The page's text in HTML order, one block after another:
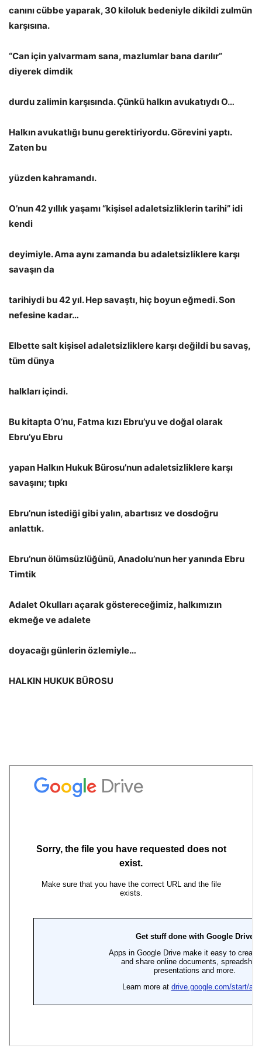
canını cübbe yaparak, 30 kiloluk bedeniyle dikildi zulmün
karşısına.
“Can için yalvarmam sana, mazlumlar bana darılır”
diyerek dimdik
durdu zalimin karşısında. Çünkü halkın avukatıydı O…
Halkın avukatlığı bunu gerektiriyordu. Görevini yaptı.
Zaten bu
yüzden kahramandı.
O’nun 42 yıllık yaşamı “kişisel adaletsizliklerin tarihi” idi
kendi
deyimiyle. Ama aynı zamanda bu adaletsizliklere karşı
savaşın da
tarihiydi bu 42 yıl. Hep savaştı, hiç boyun eğmedi. Son
nefesine kadar…
Elbette salt kişisel adaletsizliklere karşı değildi bu savaş,
tüm dünya
halkları içindi.
Bu kitapta O’nu, Fatma kızı Ebru’yu ve doğal olarak
Ebru’yu Ebru
yapan Halkın Hukuk Bürosu’nun adaletsizliklere karşı
savaşını; tıpkı
Ebru’nun istediği gibi yalın, abartısız ve dosdoğru
anlattık.
Ebru’nun ölümsüzlüğünü, Anadolu’nun her yanında Ebru
Timtik
Adalet Okulları açarak göstereceğimiz, halkımızın
ekmeğe ve adalete
doyacağı günlerin özlemiyle…
HALKIN HUKUK BÜROSU